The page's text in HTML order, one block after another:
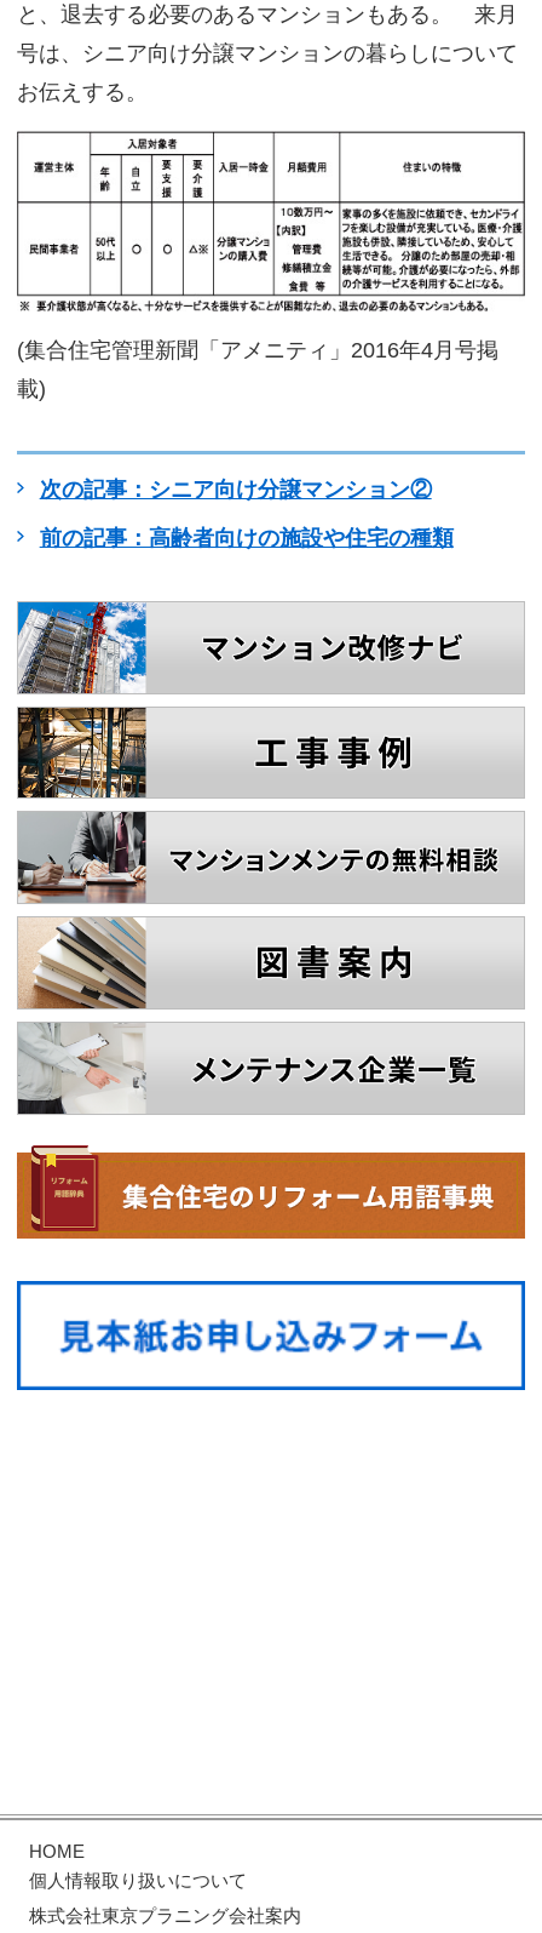
と、退去する必要のあるマンションもある。 来月
号は、シニア向け分譲マンションの暮らしについて
お伝えする。
(集合住宅管理新聞「アメニティ」2016年4月号掲
載)
次の記事：シニア向け分譲マンション②
前の記事：高齢者向けの施設や住宅の種類
HOME
個人情報取り扱いについて
株式会社東京プラニング会社案内